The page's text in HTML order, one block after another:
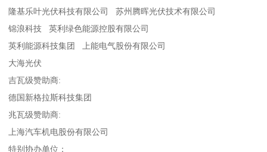
隆基乐叶光伏科技有限公司 苏州腾晖光伏技术有限公司
锦浪科技 英利绿色能源控股有限公司
英利能源科技集团 上能电气股份有限公司
大海光伏
吉瓦级赞助商:
德国新格拉斯科技集团
兆瓦级赞助商:
上海汽车机电股份有限公司
特别协办单位：